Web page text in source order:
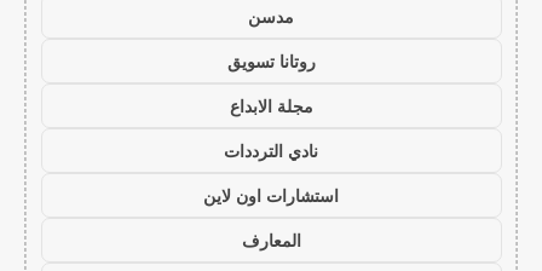
مدسن
روتانا تسويق
مجلة الابداع
نادي الترددات
استشارات اون لاين
المعارف